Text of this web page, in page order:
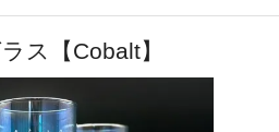
ス【Cobalt】